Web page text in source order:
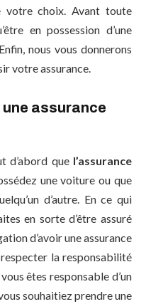
choix. Avant toute
en possession d’une
nous vous donnerons
votre assurance.
une assurance
d’abord que l’assurance
une voiture ou que
d’autre. En ce qui
en sorte d’être assuré
d’avoir une assurance
la responsabilité
êtes responsable d’un
souhaitiez prendre une